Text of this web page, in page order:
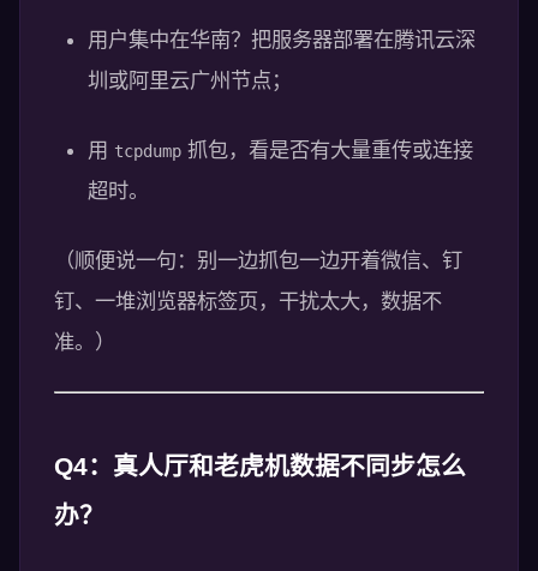
用户集中在华南？把服务器部署在腾讯云深
圳或阿里云广州节点；
用 tcpdump 抓包，看是否有大量重传或连接
超时。
（顺便说一句：别一边抓包一边开着微信、钉
钉、一堆浏览器标签页，干扰太大，数据不
准。）
Q4：真人厅和老虎机数据不同步怎么
办？